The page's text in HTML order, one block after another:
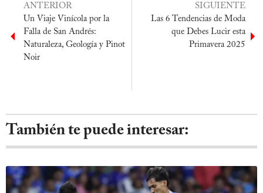
ANTERIOR
Un Viaje Vinícola por la
Falla de San Andrés:
Naturaleza, Geología y Pinot
Noir
SIGUIENTE
Las 6 Tendencias de Moda
que Debes Lucir esta
Primavera 2025
También te puede interesar: